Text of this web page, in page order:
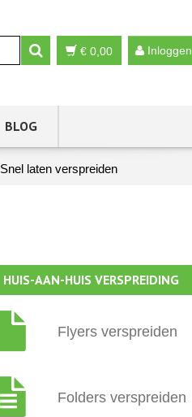
Inloggen
€ 0,00
BLOG
Snel laten verspreiden
HUIS-AAN-HUIS VERSPREIDING
Flyers verspreiden
Folders verspreiden